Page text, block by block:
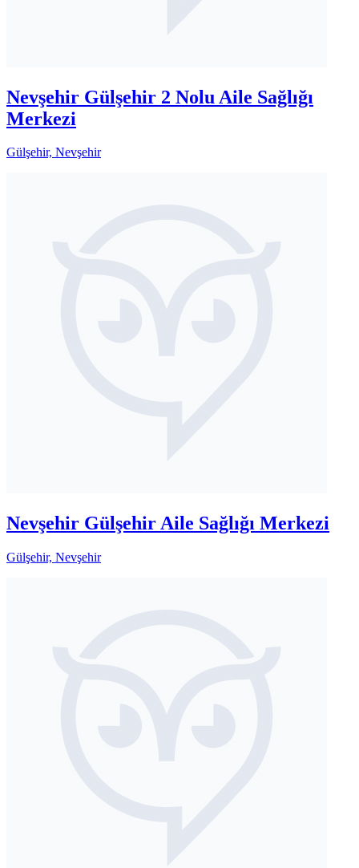
Nevşehir Gülşehir 2 Nolu Aile Sağlığı
Merkezi
Gülşehir, Nevşehir
Nevşehir Gülşehir Aile Sağlığı Merkezi
Gülşehir, Nevşehir